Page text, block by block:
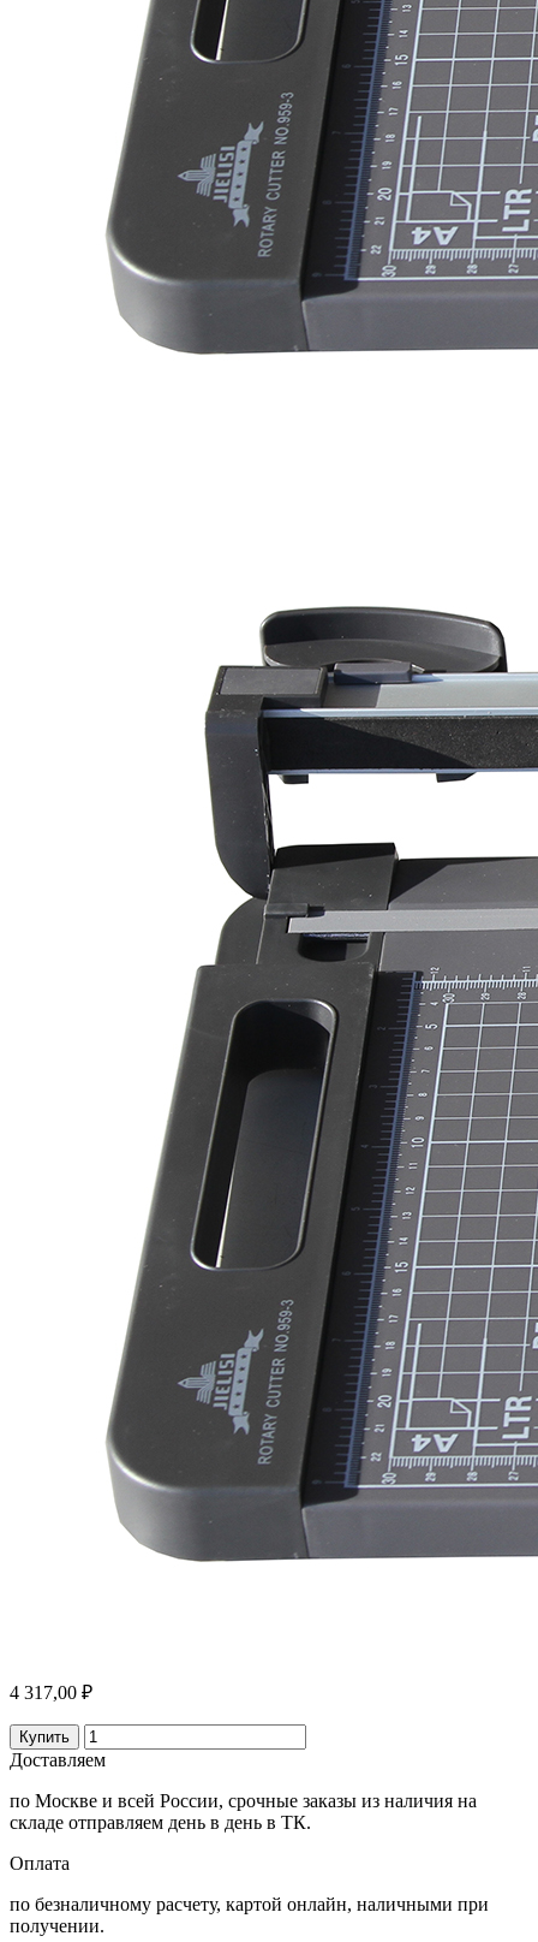
4 317,00 ₽
Купить
Доставляем
по Москве и всей России, срочные заказы из наличия на
складе отправляем день в день в ТК.
Оплата
по безналичному расчету, картой онлайн, наличными при
получении.